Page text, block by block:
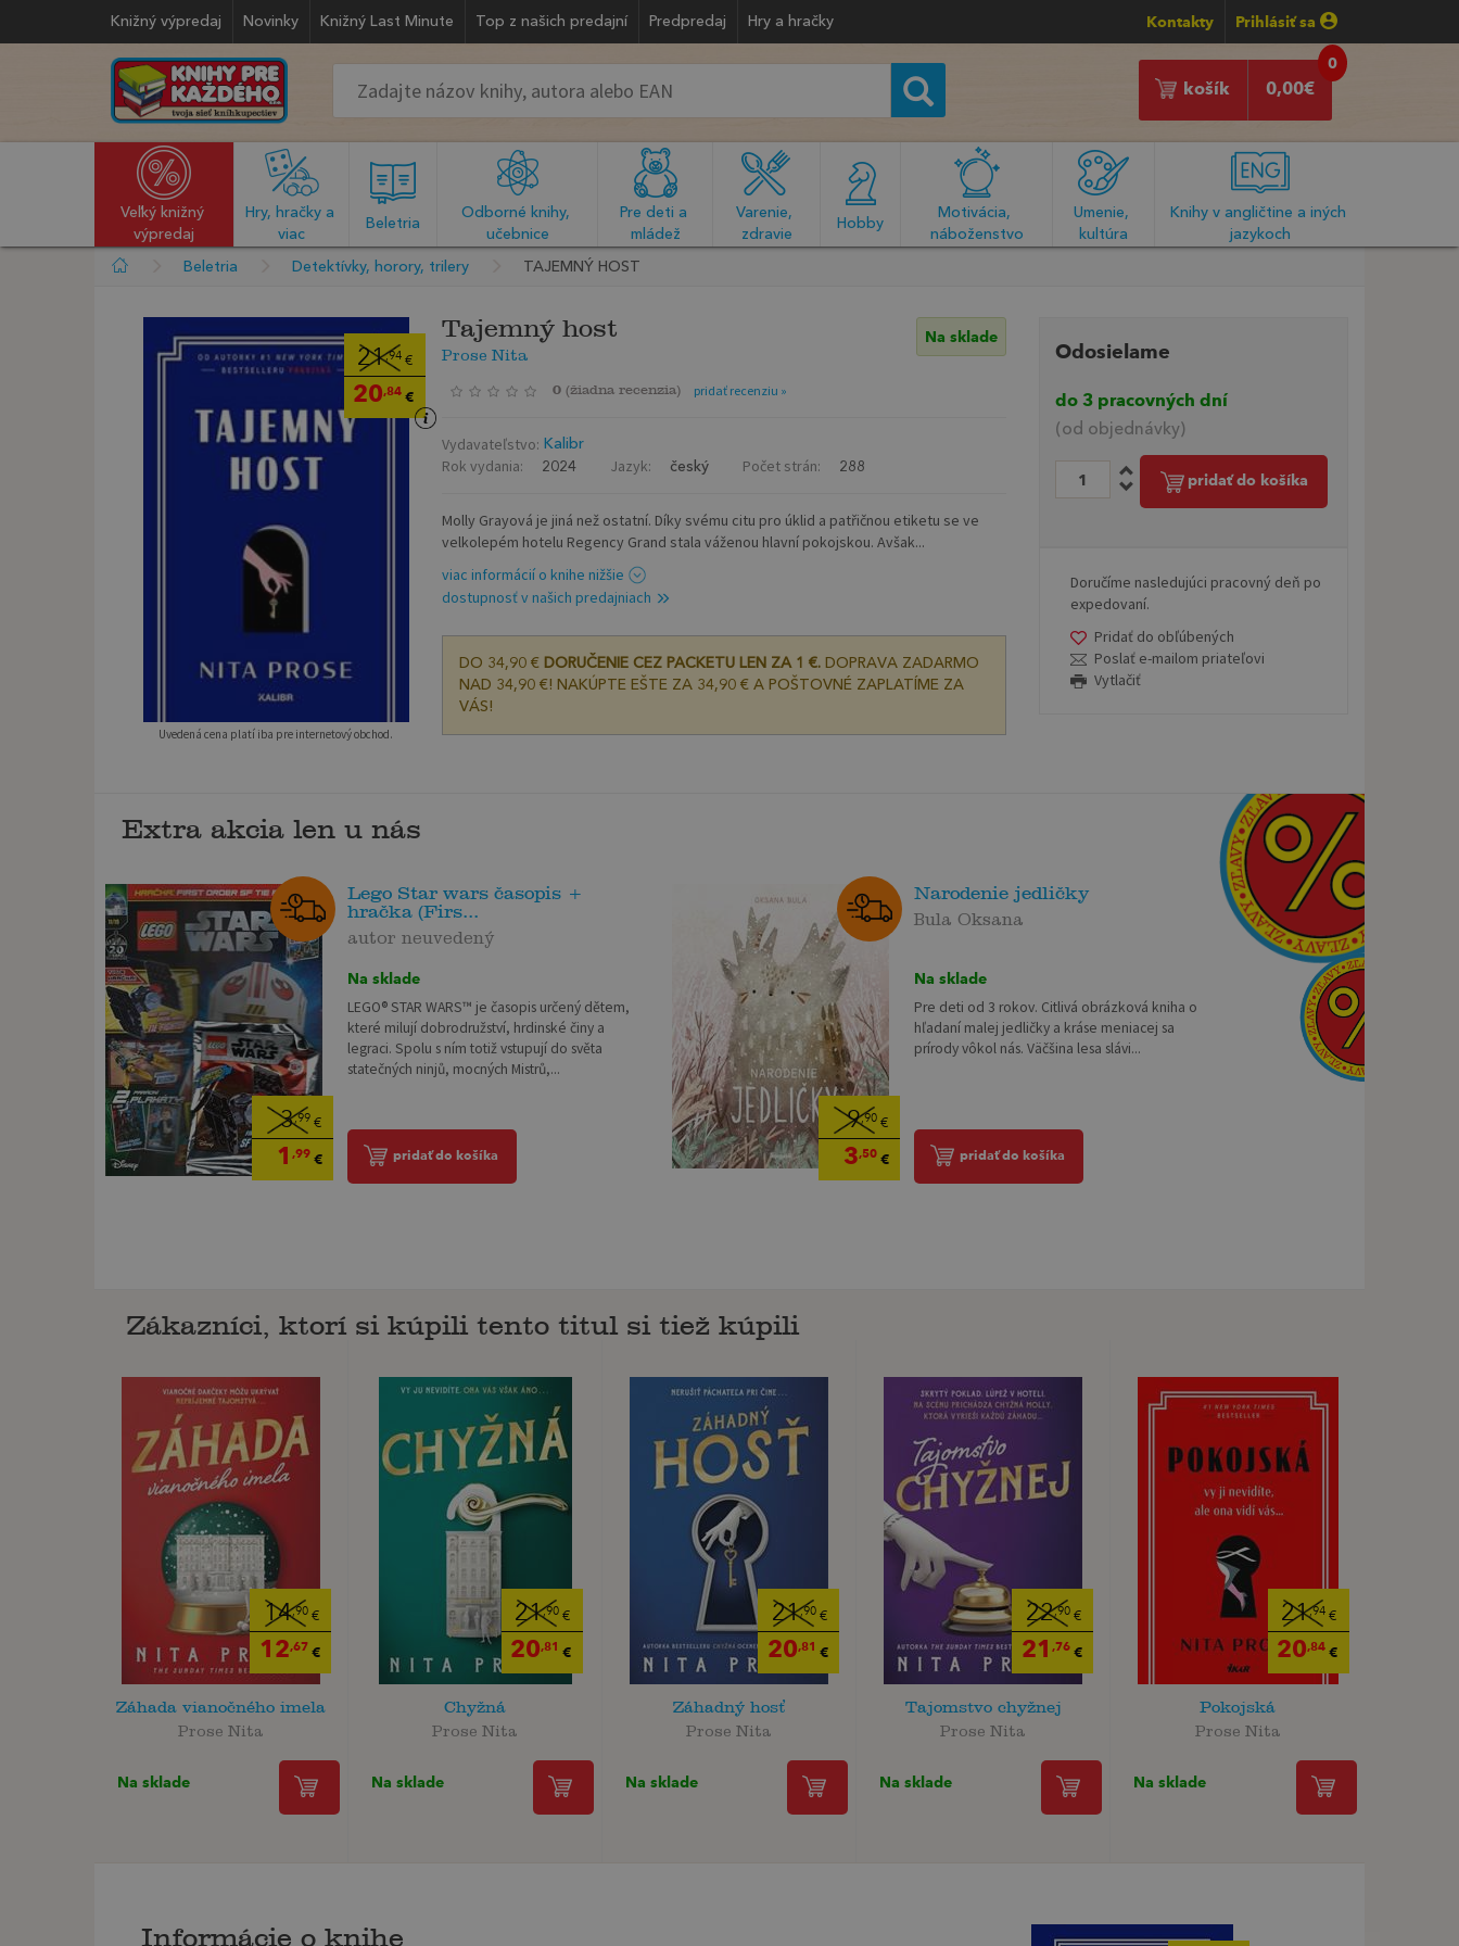
Knižný výpredaj Novinky Knižný Last Minute Top z našich predajní Predpredaj Hry a hračky Kontakty Prihlásiť sa
0
0,00€
košík
Veľký knižný
výpredaj
Hry, hračky a
viac
Beletria
Odborné knihy,
učebnice
Pre deti a
mládež
Varenie,
zdravie
Hobby
Motivácia,
náboženstvo
Umenie,
kultúra
Knihy v angličtine a iných
jazykoch
Beletria Detektívky, horory, trilery TAJEMNÝ HOST
21,94 €
20,84 €
Uvedená cena platí iba pre internetový obchod.
Tajemný host
Prose Nita
Na sklade
0 (žiadna recenzia) pridať recenziu »
Vydavateľstvo: Kalibr
Rok vydania: 2024 Jazyk: český Počet strán: 288
Molly Grayová je jiná než ostatní. Díky svému citu pro úklid a patřičnou etiketu se ve
velkolepém hotelu Regency Grand stala váženou hlavní pokojskou. Avšak...
viac informácií o knihe nižšie
dostupnosť v našich predajniach
DO 34,90 € DORUČENIE CEZ PACKETU LEN ZA 1 €.DOPRAVA ZADARMO
NAD 34,90 €! NAKÚPTE EŠTE ZA 34,90 € A POŠTOVNÉ ZAPLATÍME ZA
VÁS!
Odosielame
do 3 pracovných dní
(od objednávky)
pridať do košíka
Doručíme nasledujúci pracovný deň po
expedovaní.
Pridať do obľúbených
Poslať e-mailom priateľovi
Vytlačiť
Extra akcia len u nás
3,99 €
1 ,99€
Lego Star wars časopis +
hračka (Firs...
autor neuvedený
Na sklade
LEGO® STAR WARS™ je časopis určený dětem,
které milují dobrodružství, hrdinské činy a
legraci. Spolu s ním totiž vstupují do světa
statečných ninjů, mocných Mistrů,...
pridať do košíka
9,90€
3,50€
Narodenie jedličky
Bula Oksana
Na sklade
Pre deti od 3 rokov. Citlivá obrázková kniha o
hľadaní malej jedličky a kráse meniacej sa
prírody vôkol nás. Väčšina lesa slávi...
pridať do košíka
Zákazníci, ktorí si kúpili tento titul si tiež kúpili
14,90€
12,67 €
Záhada vianočného imela
Prose Nita
Na sklade
21,90 €
20,81 €
Chyžná
Prose Nita
Na sklade
21,90€
20,81 €
Záhadný hosť
Prose Nita
Na sklade
22,90€
21 ,76€
Tajomstvo chyžnej
Prose Nita
Na sklade
21,94 €
20,84 €
Pokojská
Prose Nita
Na sklade
Informácie o knihe